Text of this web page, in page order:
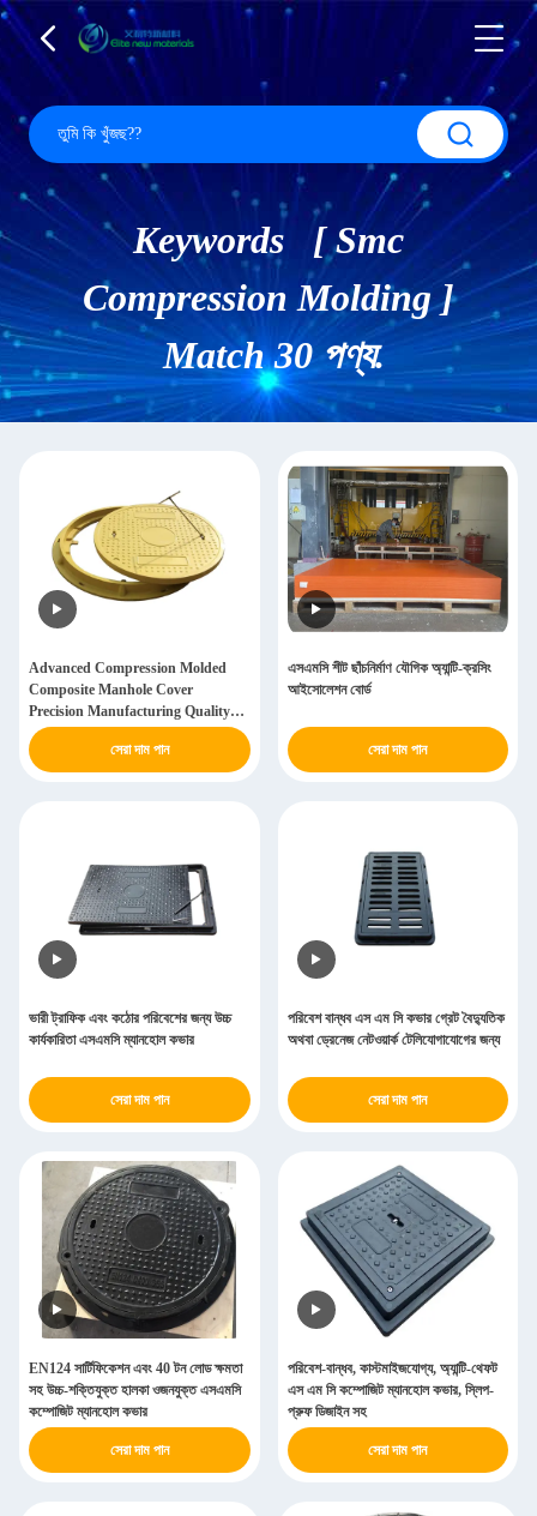
Keywords [ Smc
Compression Molding ]
Match 30 পণ্য.
Advanced Compression Molded
Composite Manhole Cover
Precision Manufacturing Quality
Control Standards Assured (উন্নত
কম্প্রেশন মোল্ডেড কম্পোজিট ম্যানহোল কভার)
সেরা দাম পান
এসএমসি শীট ছাঁচনির্মাণ যৌগিক অ্যান্টি-ক্রসিং
আইসোলেশন বোর্ড
সেরা দাম পান
ভারী ট্রাফিক এবং কঠোর পরিবেশের জন্য উচ্চ
কার্যকারিতা এসএমসি ম্যানহোল কভার
সেরা দাম পান
পরিবেশ বান্ধব এস এম সি কভার গ্রেট বৈদ্যুতিক
অথবা ড্রেনেজ নেটওয়ার্ক টেলিযোগাযোগের জন্য
সেরা দাম পান
EN124 সার্টিফিকেশন এবং 40 টন লোড ক্ষমতা
সহ উচ্চ-শক্তিযুক্ত হালকা ওজনযুক্ত এসএমসি
কম্পোজিট ম্যানহোল কভার
সেরা দাম পান
পরিবেশ-বান্ধব, কাস্টমাইজযোগ্য, অ্যান্টি-থেফট
এস এম সি কম্পোজিট ম্যানহোল কভার, স্লিপ-
প্রুফ ডিজাইন সহ
সেরা দাম পান